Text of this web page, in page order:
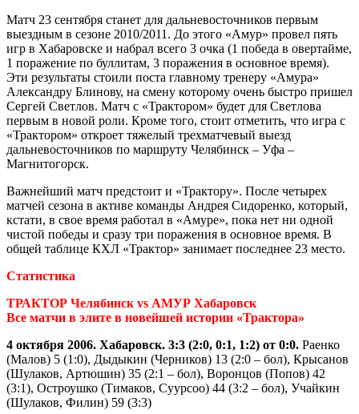
Матч 23 сентября станет для дальневосточников первым
выездным в сезоне 2010/2011. До этого «Амур» провел пять
игр в Хабаровске и набрал всего 3 очка (1 победа в овертайме,
1 поражение по буллитам, 3 поражения в основное время).
Эти результаты стоили поста главному тренеру «Амура»
Александру Блинову, на смену которому очень быстро пришел
Сергей Светлов. Матч с «Трактором» будет для Светлова
первым в новой роли. Кроме того, стоит отметить, что игра с
«Трактором» откроет тяжелый трехматчевый выезд
дальневосточников по маршруту Челябинск – Уфа –
Магнитогорск.
Важнейший матч предстоит и «Трактору». После четырех
матчей сезона в активе команды Андрея Сидоренко, который,
кстати, в свое время работал в «Амуре», пока нет ни одной
чистой победы и сразу три поражения в основное время. В
общей таблице КХЛ «Трактор» занимает последнее 23 место.
Статистика
ТРАКТОР Челябинск vs АМУР Хабаровск
Все матчи в элите в новейшей истории «Трактора»
4 октября 2006. Хабаровск. 3:3 (2:0, 0:1, 1:2) от 0:0. Раенко
(Малов) 5 (1:0), Дыдыкин (Черников) 13 (2:0 – бол), Крысанов
(Шулаков, Артюшин) 35 (2:1 – бол), Воронцов (Попов) 42
(3:1), Остроушко (Тимаков, Суурсоо) 44 (3:2 – бол), Учайкин
(Шулаков, Филин) 59 (3:3)